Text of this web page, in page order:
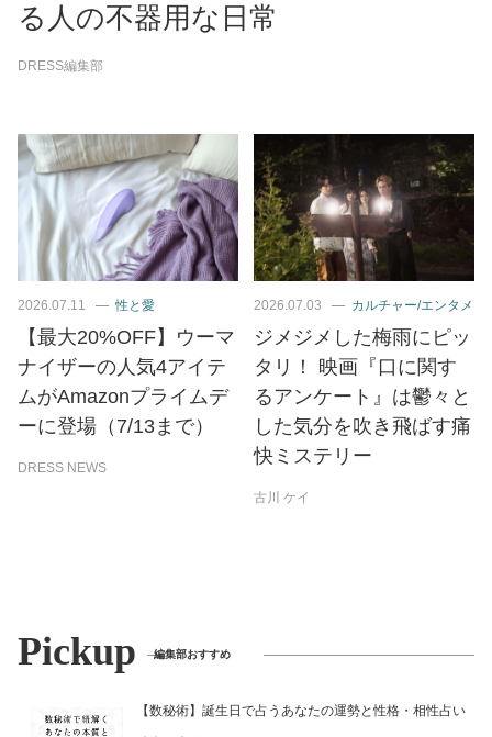
る人の不器用な日常
DRESS編集部
2026.07.11 性と愛
【最大20%OFF】ウーマ
ナイザーの人気4アイテ
ムがAmazonプライムデ
ーに登場（7/13まで）
DRESS NEWS
2026.07.03 カルチャー/エンタメ
ジメジメした梅雨にピッ
タリ！ 映画『口に関す
るアンケート』は鬱々と
した気分を吹き飛ばす痛
快ミステリー
古川 ケイ
Pickup 編集部おすすめ
【数秘術】誕生日で占うあなたの運勢と性格・相性占い